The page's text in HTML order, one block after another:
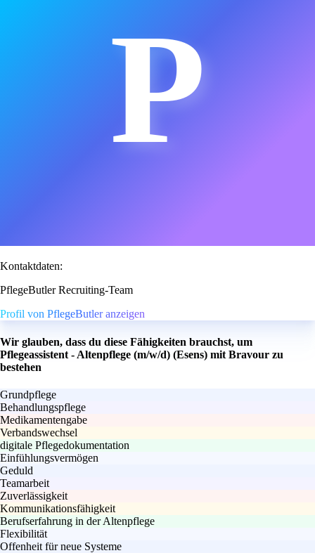
P
Kontaktdaten:
PflegeButler Recruiting-Team
Profil von PflegeButler anzeigen
Wir glauben, dass du diese Fähigkeiten brauchst, um
Pflegeassistent - Altenpflege (m/w/d) (Esens) mit Bravour zu
bestehen
Grundpflege
Behandlungspflege
Medikamentengabe
Verbandswechsel
digitale Pflegedokumentation
Einfühlungsvermögen
Geduld
Teamarbeit
Zuverlässigkeit
Kommunikationsfähigkeit
Berufserfahrung in der Altenpflege
Flexibilität
Offenheit für neue Systeme